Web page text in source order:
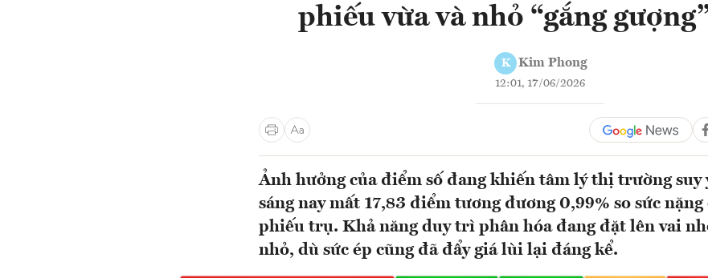
phiếu vừa và nhỏ “gắng
K Kim Phong
12:01, 17/06/2026
Ảnh hưởng của điểm số đang khiến tâm lý thị trường suy
sáng nay mất 17,83 điểm tương đương 0,99% so sức nặng
phiếu trụ. Khả năng duy trì phân hóa đang đặt lên vai
nhỏ, dù sức ép cũng đã đẩy giá lùi lại đáng kể.